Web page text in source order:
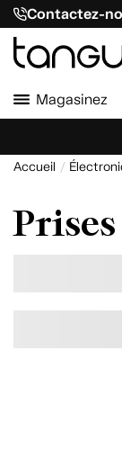
Contactez-
Magasinez
Accueil